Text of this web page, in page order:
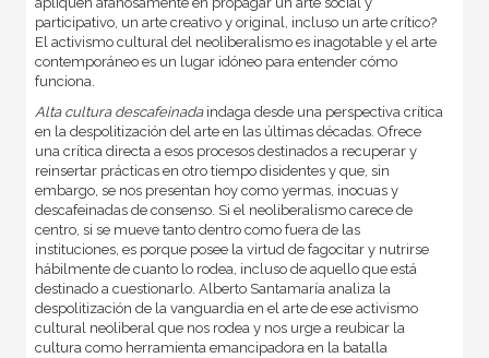
participativo, un arte creativo y original, incluso un arte crítico?
El activismo cultural del neoliberalismo es inagotable y el arte
contemporáneo es un lugar idóneo para entender cómo
funciona.
Alta cultura descafeinada indaga desde una perspectiva crítica
en la despolitización del arte en las últimas décadas. Ofrece
una crítica directa a esos procesos destinados a recuperar y
reinsertar prácticas en otro tiempo disidentes y que, sin
embargo, se nos presentan hoy como yermas, inocuas y
descafeinadas de consenso. Si el neoliberalismo carece de
centro, si se mueve tanto dentro como fuera de las
instituciones, es porque posee la virtud de fagocitar y nutrirse
hábilmente de cuanto lo rodea, incluso de aquello que está
destinado a cuestionarlo. Alberto Santamaría analiza la
despolitización de la vanguardia en el arte de ese activismo
cultural neoliberal que nos rodea y nos urge a reubicar la
cultura como herramienta emancipadora en la batalla